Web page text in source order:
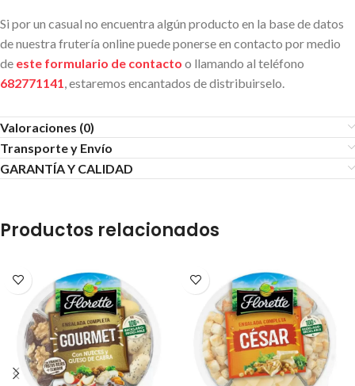
Si por un casual no encuentra algún producto en la base de datos
de nuestra frutería online puede ponerse en contacto por medio
de este formulario de contacto o llamando al teléfono
682771141 , estaremos encantados de distribuirselo.
Valoraciones (0)
Transporte y Envío
GARANTÍA Y CALIDAD
Productos relacionados